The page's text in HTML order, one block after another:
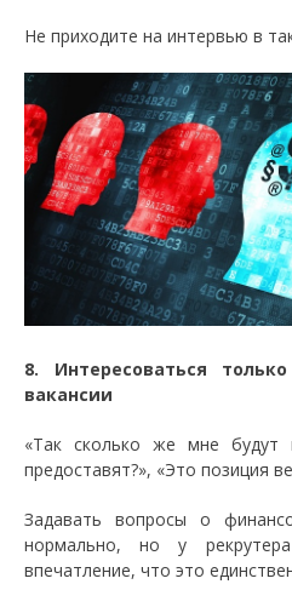
Не приходите на интервью в
8. Интересоваться
вакансии
«Так сколько же мне будут
предоставят?», «Это позиция
Задавать вопросы о
нормально, но у
впечатление, что это